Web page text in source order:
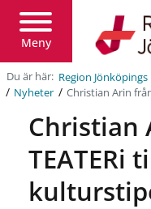
Meny
Jönköpings
län
Du är här: Region Jönköpings
/ Nyheter / Christian Arin
Christian
TEATERi